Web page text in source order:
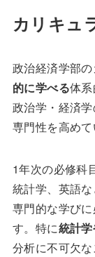
カリキュ
政治経済学部の
的に学べる体
政治学・経済
専門性を高めて
1年次の必修科
統計学、英語な
専門的な学び
す。特に統計
分析に不可欠な